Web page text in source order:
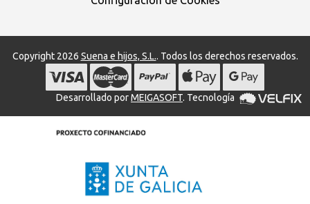
Copyright 2026 Suena e hijos, S.L.. Todos los derechos reservados.
Desarrollado porMEIGASOFT. Tecnología